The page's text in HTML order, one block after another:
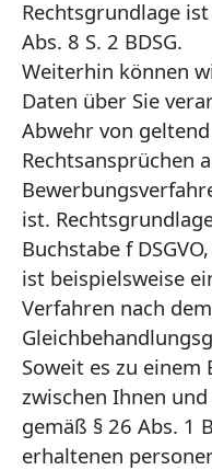
Rechtsgrundlage
Abs. 8 S. 2 BDSG.
Weiterhin können
Daten über Sie
Abwehr von
Rechtsansprüchen
ist.
Buchstabe f
ist beispielsweise
Verfahren nach
Soweit es zu
zwischen Ihnen
gemäß § 26 Abs. 1
erhaltenen